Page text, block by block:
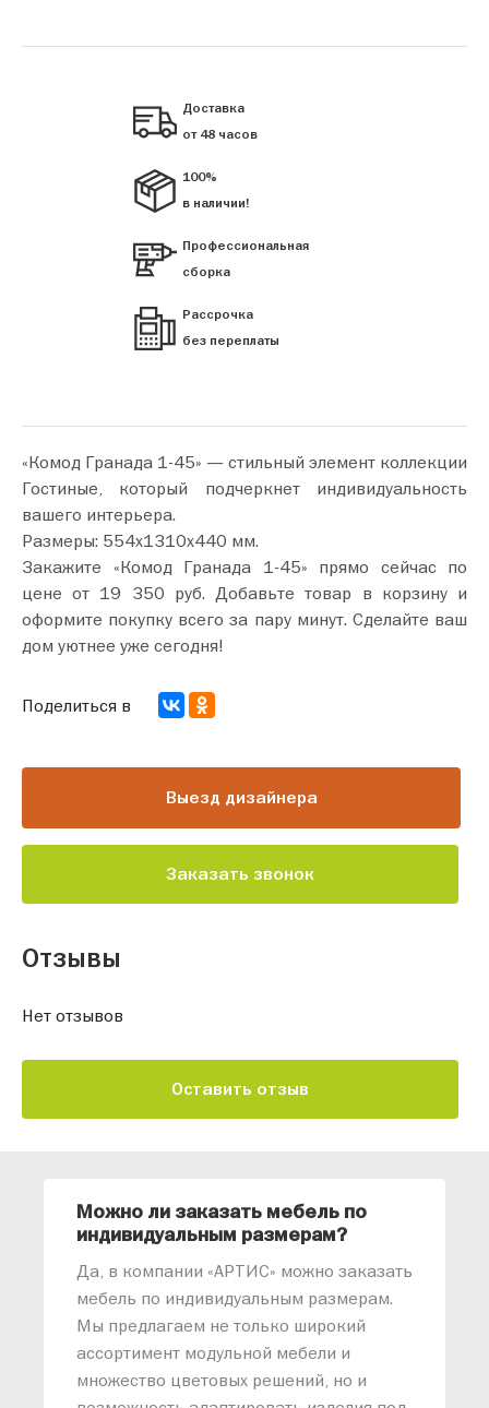
Доставка
от 48 часов
100%
в наличии!
Профессиональная
сборка
Рассрочка
без переплаты
«Комод Гранада 1-45» — стильный элемент коллекции
Гостиные, который подчеркнет индивидуальность
вашего интерьера.
Размеры: 554х1310х440 мм.
Закажите «Комод Гранада 1-45» прямо сейчас по
цене от 19 350 руб. Добавьте товар в корзину и
оформите покупку всего за пару минут. Сделайте ваш
дом уютнее уже сегодня!
Выезд дизайнера
Заказать звонок
Поделиться в
Отзывы
Нет отзывов
Оставить отзыв
Можно ли заказать мебель по
индивидуальным размерам?
Да, в компании «АРТИС» можно заказать
мебель по индивидуальным размерам.
Мы предлагаем не только широкий
ассортимент модульной мебели и
множество цветовых решений, но и